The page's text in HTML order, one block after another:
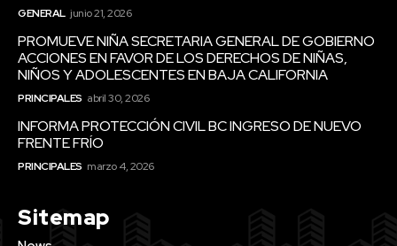
GENERAL junio 21, 2026
PROMUEVE NIÑA SECRETARIA GENERAL DE GOBIERNO
ACCIONES EN FAVOR DE LOS DERECHOS DE NIÑAS,
NIÑOS Y ADOLESCENTES EN BAJA CALIFORNIA
PRINCIPALES abril 30, 2026
INFORMA PROTECCIÓN CIVIL BC INGRESO DE NUEVO
FRENTE FRÍO
PRINCIPALES marzo 4, 2026
Sitemap